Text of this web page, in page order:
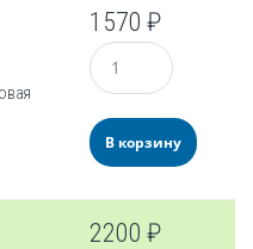
1570₽
Количество
В корзину
2200₽